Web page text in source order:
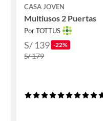
CASA JOVEN
Multiusos 2 Puertas
Por TOTTUS
S/ 139 -22%
S/ 179